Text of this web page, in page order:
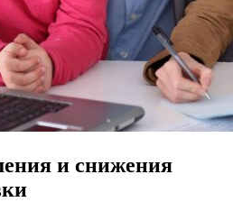
и снижения